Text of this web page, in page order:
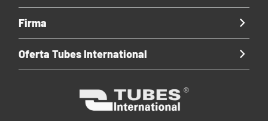
Firma
Oferta Tubes International